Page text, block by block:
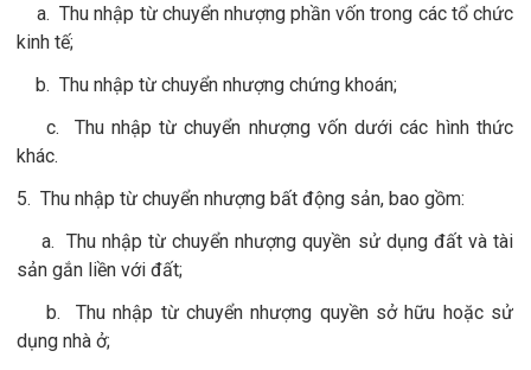
a. Thu nhập từ chuyển nhượng phần vốn trong các tổ chức
kinh tế;
b. Thu nhập từ chuyển nhượng chứng khoán;
c. Thu nhập từ chuyển nhượng vốn dưới các hình thức
khác.
5. Thu nhập từ chuyển nhượng bất động sản, bao gồm:
a. Thu nhập từ chuyển nhượng quyền sử dụng đất và tài
sản gắn liền với đất;
b. Thu nhập từ chuyển nhượng quyền sở hữu hoặc sử
dụng nhà ở;